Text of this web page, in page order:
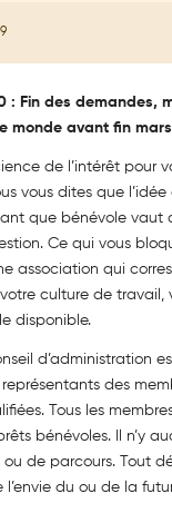
: Fin des demandes,
monde avant fin
de l’intérêt pour
vous dites que
que bénévole vaut
Ce qui vous
association qui
culture de travail,
disponible.
d’administration
des
Tous les
bénévoles. Il n’y
ou de parcours. Tout
l’envie du ou de la